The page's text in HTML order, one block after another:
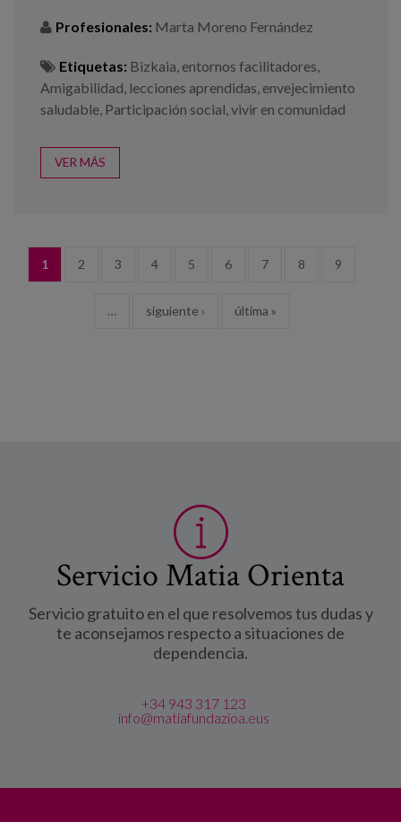
Profesionales: Marta Moreno Fernández
Etiquetas: Bizkaia, entornos facilitadores,
Amigabilidad, lecciones aprendidas, envejecimiento
saludable, Participación social,vivir en comunidad
VER MÁS
PÁGINAS
1 2 3 4 5 6 7 8 9
… siguiente › última »
Servicio Matia Orienta
Servicio gratuito en el que resolvemos tus dudas y
te aconsejamos respecto a situaciones de
dependencia.
+34 943 317 123
info@matiafundazioa.eus